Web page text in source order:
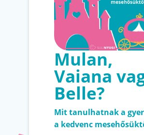
Mulan,
Vaiana
Belle?
Mit tanulhatnak a
a kedvenc